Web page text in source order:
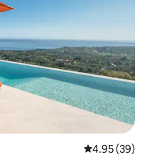
平均评分
4.95 (39)